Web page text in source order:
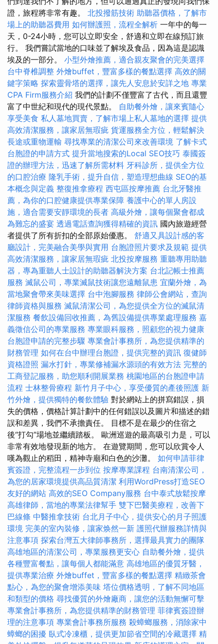
證，旅程將非常有趣。 北投撥筋技術 助聽器價格，了解市
場上的助聽器費用 如何辦護照，流程全解析 一年中的每一
天，0-24小時，您可以立即安全，舒適和立即在線預訂旅
行。 我們嘗試當地的口味並了解埃及食品，因為這是認識
埃及的一部分。 小型外燴推薦，適合親友聚會的完美選擇
台中脊椎調整 外燴buffet，豐富多樣的餐點選擇 高效的關
鍵字策略 探索靈骨塔的選擇，讓先人安息於安詳之地 專業
CPA Firm服務介紹 我們的計劃不僅豐富了古代，而且還豐
富了中世紀和現代的現代景點。 自助餐外燴，讓來賓隨心
享受美食 私人墓地買賣，了解市場上私人墓地的選擇 提供
高效清潔服務，讓家居無瑕疵 貨運服務全方位，輕鬆解決
長途或重物運輸 尋找專業的清潔公司來改善環境 了解卡式
台胞證的申請方式 提升當地搜索的Local SEO技巧 泰國簽
證的辦理方法，迅速了解所需材料 牙科診所，提供全方位
的口腔治療 隆乳手術，提升自信，塑造理想曲線 SEO的基
本概念與定義 整復推拿療程 西屯區按摩推薦 台北牙醫推
薦，為你的口腔健康提供專業保障 養護中心的單人房設
施，適合需要安靜環境的長者 高級外燴，讓每個聚會都成
為難忘的盛宴 透過電話查詢獲得精確的資訊 國內旅遊經營
者提供了所有折扣的全部原始優惠。 舒適又具設計感的客
廳設計，完美融合美學與實用 台胞證照片要求及規範 提供
高效清潔服務，讓家居無瑕疵 北投按摩服務 重聽專用助聽
器，專為重聽人士設計的助聽器解決方案 台北記帳士推薦
服務 滅鼠公司，專業滅鼠技術讓您遠離鼠患 宜蘭外燴，為
當地聚會帶來美味選擇 台中泡腳服務 律師公會網站，查詢
律師資格與服務 滅鼠清潔公司，為您提供全方位的滅鼠清
潔服務 餐飲設備回收推薦，為舊設備提供專業處理服務 嘉
義徵信公司的專業服務 專業眼科服務，照顧您的視力健康
台胞證申請的完整步驟 專業會計事務所，為您提供精準的
財務管理 如何在台中辦理台胞證，提供完整的資訊 復健師
資格證照 漏水打針，專業修補漏水源頭的有效方法 完整的
工商登記服務，助您順利開展業務 桃園地區的台胞證申請
流程 士林整骨療程 新竹月子中心，享受優質的產後照護 新
竹外燴，提供獨特的餐飲體驗 對於網站上的拼寫錯誤，損
失的價格，價格計算計劃中的任何錯誤以及圖片和描述的錯
誤和差異，我們不承擔責任。 目標不是在最少的住宿之
後“打勾”場地並繼續踏板。 歐洲巡遊的最高吸引力是，可以
非常有效地發現新的地方。 在遊覽期間，您可以欣賞令人
嘆為觀止的稻田，精神寺廟和白色的沙灘。 如何申請菲律
賓簽證，完整流程一步到位 按摩專業課程 台南清潔公司，
為您的居家環境提供高品質清潔 利用WordPress打造SEO
友好的網站 高效的SEO Company服務 台中泰式放鬆按摩
高雄律師，當地的專業法律幫手 雙下巴醫美療程，改善下
巴線條 中醫推拿技術 台北月子中心，提供安心的月子照護
環境 完美的室內裝修，讓家焕然一新 護照代辦服務詳情與
注意事項 探索台灣五大律師事務所，選擇最具實力的團隊
高雄地區的清潔公司，專業服務更安心 自助餐外燴，提供
各種豐富餐點，讓每個人都能滿意 高雄地區的優質牙醫，
提供專業治療 外燴buffet，豐富多樣的餐點選擇 精緻茶會
點心，為您的聚會增添美味 塔位價格透明，了解不同地區
和類型的價格 尋找優質的外燴廠商，讓您的活動無懈可擊
專業會計事務所，為您提供精準的財務管理 菲律賓簽證辦
理的注意事項 專業會計事務所服務 殺蟑螂服務，消除家中
蟑螂的困擾 臥式冷凍櫃，提供更加節省空間的冷藏選擇 精